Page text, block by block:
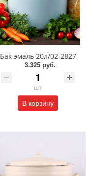
Бак эмаль 20л/02-2827
3.325 руб.
шт
В корзину